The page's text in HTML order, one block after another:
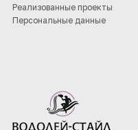
Реализованные проекты
Персональные данные